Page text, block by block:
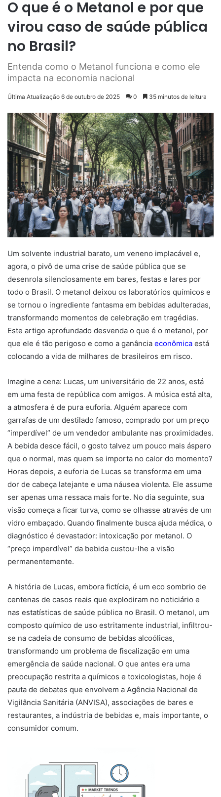
O que é o Metanol e por que
virou caso de saúde pública
no Brasil?
Entenda como o Metanol funciona e como ele
impacta na economia nacional
Última Atualização 6 de outubro de 2025 0 35 minutos de leitura
Um solvente industrial barato, um veneno implacável e,
agora, o pivô de uma crise de saúde pública que se
desenrola silenciosamente em bares, festas e lares por
todo o Brasil. O metanol deixou os laboratórios químicos e
se tornou o ingrediente fantasma em bebidas adulteradas,
transformando momentos de celebração em tragédias.
Este artigo aprofundado desvenda o que é o metanol, por
que ele é tão perigoso e como a ganância econômica está
colocando a vida de milhares de brasileiros em risco.
Imagine a cena: Lucas, um universitário de 22 anos, está
em uma festa de república com amigos. A música está alta,
a atmosfera é de pura euforia. Alguém aparece com
garrafas de um destilado famoso, comprado por um preço
“imperdível” de um vendedor ambulante nas proximidades.
A bebida desce fácil, o gosto talvez um pouco mais áspero
que o normal, mas quem se importa no calor do momento?
Horas depois, a euforia de Lucas se transforma em uma
dor de cabeça latejante e uma náusea violenta. Ele assume
ser apenas uma ressaca mais forte. No dia seguinte, sua
visão começa a ficar turva, como se olhasse através de um
vidro embaçado. Quando finalmente busca ajuda médica, o
diagnóstico é devastador: intoxicação por metanol. O
“preço imperdível” da bebida custou-lhe a visão
permanentemente.
A história de Lucas, embora fictícia, é um eco sombrio de
centenas de casos reais que explodiram no noticiário e
nas estatísticas de saúde pública no Brasil. O metanol, um
composto químico de uso estritamente industrial, infiltrou-
se na cadeia de consumo de bebidas alcoólicas,
transformando um problema de fiscalização em uma
emergência de saúde nacional. O que antes era uma
preocupação restrita a químicos e toxicologistas, hoje é
pauta de debates que envolvem a Agência Nacional de
Vigilância Sanitária (ANVISA), associações de bares e
restaurantes, a indústria de bebidas e, mais importante, o
consumidor comum.